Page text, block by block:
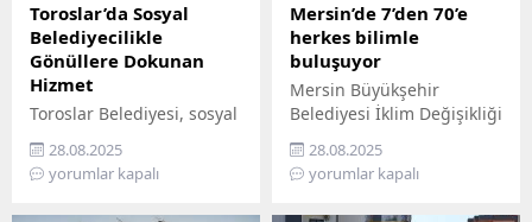
Toroslar’da Sosyal
Belediyecilikle
Gönüllere Dokunan
Hizmet
Toroslar Belediyesi, sosyal
belediyecilik anlayışıyla
vatandaşların gönüllerine
dokunmaya devam ediyor.
28.08.2025
yorumlar kapalı
Mersin’de 7’den 70’e
herkes bilimle
buluşuyor
Mersin Büyükşehir
Belediyesi İklim Değişikliği
ve Sıfır Atık Dairesi
Başkanlığı, Mercan 100.
Yıl İklim ve Çevre Bilim
28.08.2025
yorumlar kapalı